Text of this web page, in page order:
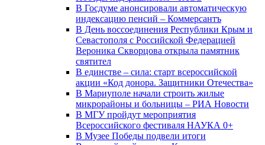
В Госдуме анонсировали автоматическую
индексацию пенсий – Коммерсантъ
В День воссоединения Республики Крым и
Севастополя с Российской Федерацией
Вероника Скворцова открыла памятник
святител
В единстве – сила: старт всероссийской
акции «Код донора. Защитники Отечества»
В Мариуполе начали строить жилые
микрорайоны и больницы – РИА Новости
В МГУ пройдут мероприятия
Всероссийского фестиваля НАУКА 0+
В Музее Победы подвели итоги